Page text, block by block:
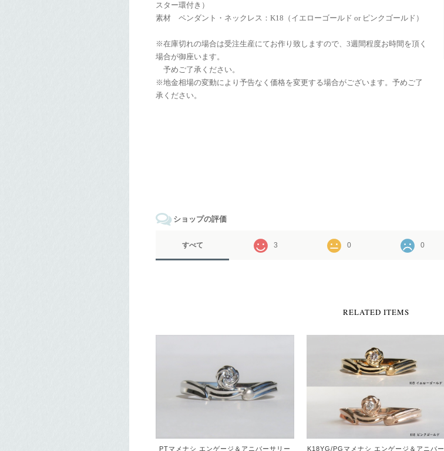
スター環付き）
素材 ペンダント・ネックレス：K18（イエローゴールド or ピンクゴールド）
※在庫切れの場合は受注生産にてお作り致しますので、3週間程度お時間を頂く
場合が御座います。
予めご了承ください。
※地金相場の変動により予告なく価格を変更する場合がございます。予めご了
承ください。
ショップの評価
すべて 3 0 0
RELATED ITEMS
PTマメナシ エンゲージ＆アニバーサリー K18YG/PGマメナシ エンゲージ＆アニバー